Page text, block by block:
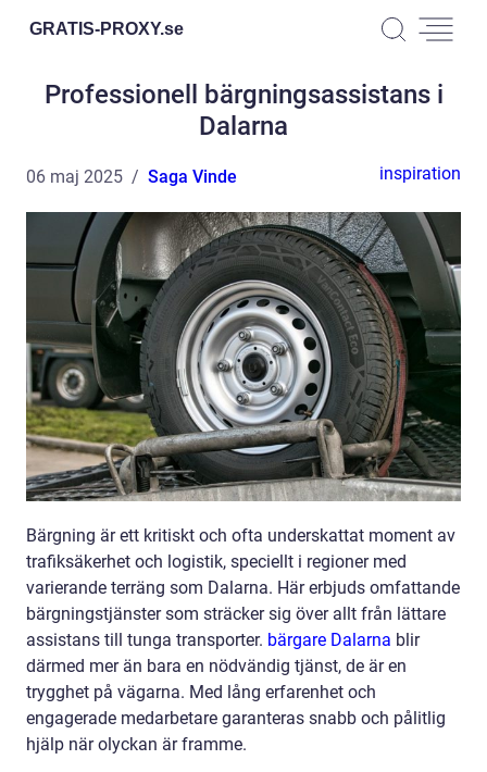
GRATIS-PROXY.se
Professionell bärgningsassistans i
Dalarna
06 maj 2025 Saga Vinde inspiration
Bärgning är ett kritiskt och ofta underskattat moment av
trafiksäkerhet och logistik, speciellt i regioner med
varierande terräng som Dalarna. Här erbjuds omfattande
bärgningstjänster som sträcker sig över allt från lättare
assistans till tunga transporter. bärgare Dalarna blir
därmed mer än bara en nödvändig tjänst, de är en
trygghet på vägarna. Med lång erfarenhet och
engagerade medarbetare garanteras snabb och pålitlig
hjälp när olyckan är framme.